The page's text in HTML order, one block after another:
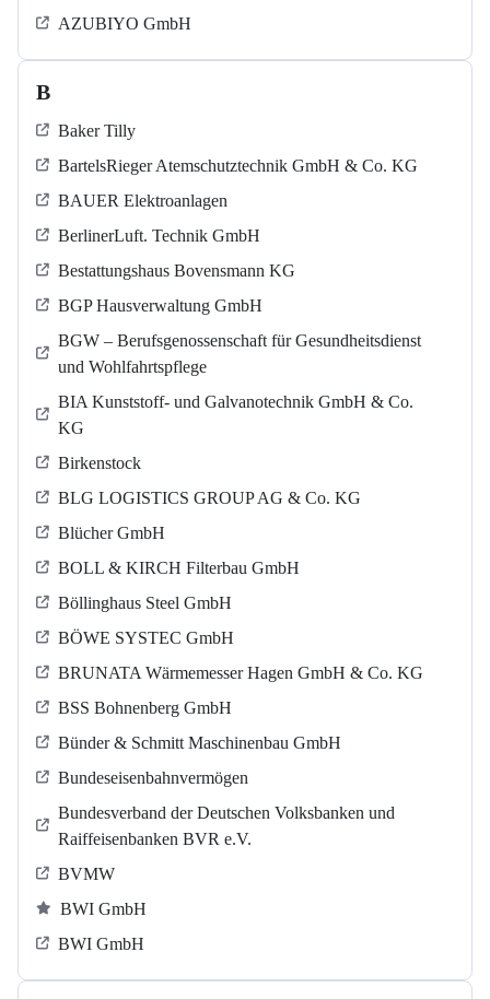
AZUBIYO GmbH
B
Baker Tilly
BartelsRieger Atemschutztechnik GmbH & Co. KG
BAUER Elektroanlagen
BerlinerLuft. Technik GmbH
Bestattungshaus Bovensmann KG
BGP Hausverwaltung GmbH
BGW – Berufsgenossenschaft für Gesundheitsdienst
und Wohlfahrtspflege
BIA Kunststoff- und Galvanotechnik GmbH & Co.
KG
Birkenstock
BLG LOGISTICS GROUP AG & Co. KG
Blücher GmbH
BOLL & KIRCH Filterbau GmbH
Böllinghaus Steel GmbH
BÖWE SYSTEC GmbH
BRUNATA Wärmemesser Hagen GmbH & Co. KG
BSS Bohnenberg GmbH
Bünder & Schmitt Maschinenbau GmbH
Bundeseisenbahnvermögen
Bundesverband der Deutschen Volksbanken und
Raiffeisenbanken BVR e.V.
BVMW
BWI GmbH
BWI GmbH